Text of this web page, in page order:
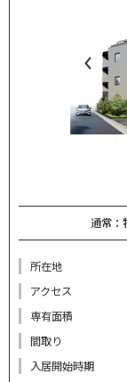
通常：
所在地
アクセス
専有面積
間取り
入居開始時期